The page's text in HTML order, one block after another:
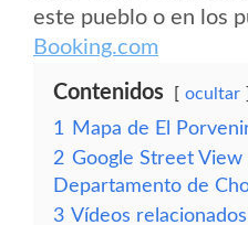
este pueblo o en los
Booking.com
Contenidos ocultar
1
Mapa de El
2 Google Street View
Departamento de
3 Vídeos